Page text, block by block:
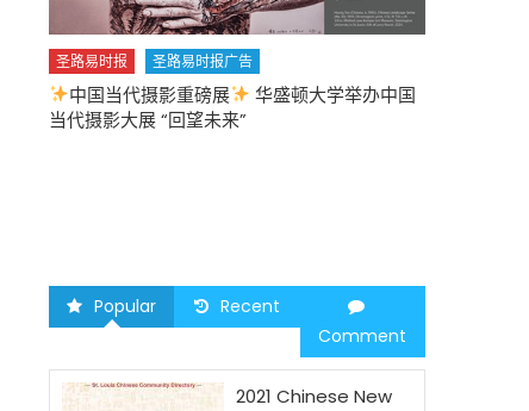
圣路易时报 圣路易时报广告
中国当代摄影重磅展
华盛顿大学举办中国
当代摄影大展 “回望未来”
Popular
Recent
Comment
2021 Chinese New